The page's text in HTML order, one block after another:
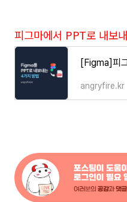
피그마에서 PPT로 내보
angryfire.kr